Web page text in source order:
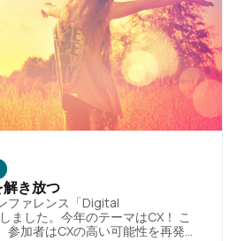
き放つ
ファレンス「Digital
ました。今年のテーマはCX！ こ
参加者はCXの高い可能性を再発